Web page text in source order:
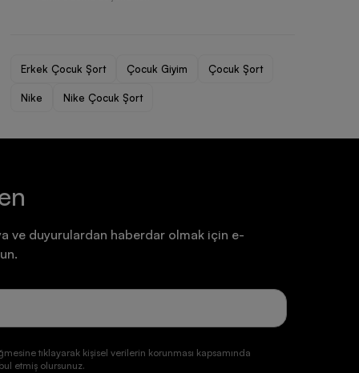
Erkek Çocuk Şort Çocuk Giyim Çocuk Şort
Nike Nike Çocuk Şort
ve duyurulardan haberdar olmak için e-
tıklayarak kişisel verilerin korunması kapsamında
etmiş olursunuz.